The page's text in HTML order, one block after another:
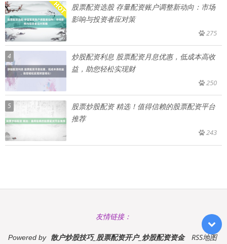
股票配资选股 存量配资账户调整新动向：市场
影响与投资者应对策
275
4
炒股配资利息 股票配资月息优惠，低成本高收
益，助您轻松实现财
250
5
股票炒股配资 精选！值得信赖的股票配资平台
推荐
243
友情链接：
Powered by 散户炒股技巧_股票配资开户_炒股配资资金 RSS地图